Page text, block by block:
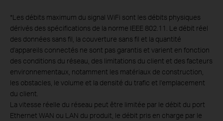
*Les débits maximum du signal WiFi sont les débits physiques
dérivés des spécifications de la norme IEEE 802.11. Le débit réel
des données sans fil, la couverture sans fil et la quantité
d'appareils connectés ne sont pas garantis et varient en fonction
des conditions du réseau, des limitations du client et des facteurs
environnementaux, notamment les matériaux de construction,
les obstacles, le volume et la densité du trafic et l'emplacement
du client.
La vitesse réelle du réseau peut être limitée par le débit du port
Ethernet WAN ou LAN du produit, le débit pris en charge par le